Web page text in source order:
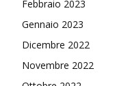
Febbraio 2023
Gennaio 2023
Dicembre 2022
Novembre 2022